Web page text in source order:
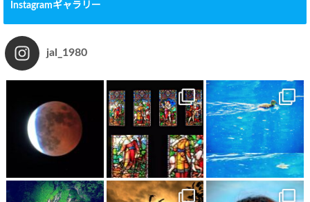
Instagramギャラリー
jal_1980